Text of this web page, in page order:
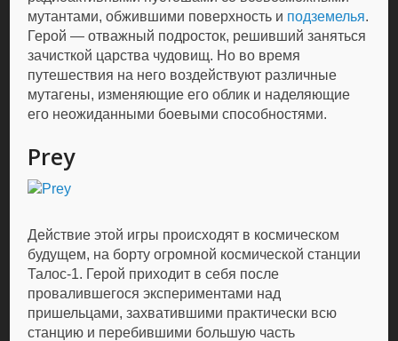
мутантами, обжившими поверхность и подземелья.
Герой — отважный подросток, решивший заняться
зачисткой царства чудовищ. Но во время
путешествия на него воздействуют различные
мутагены, изменяющие его облик и наделяющие
его неожиданными боевыми способностями.
Prey
Действие этой игры происходят в космическом
будущем, на борту огромной космической станции
Талос-1. Герой приходит в себя после
провалившегося экспериментами над
пришельцами, захватившими практически всю
станцию и перебившими большую часть